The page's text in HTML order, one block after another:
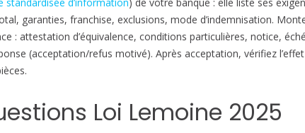
)
garanties, franchise, exclusions, mode d’indemnisation.
: attestation d’équivalence, conditions particulières, notice,
(acceptation/refus motivé). Après acceptation, vérifiez
Loi Lemoine 2025